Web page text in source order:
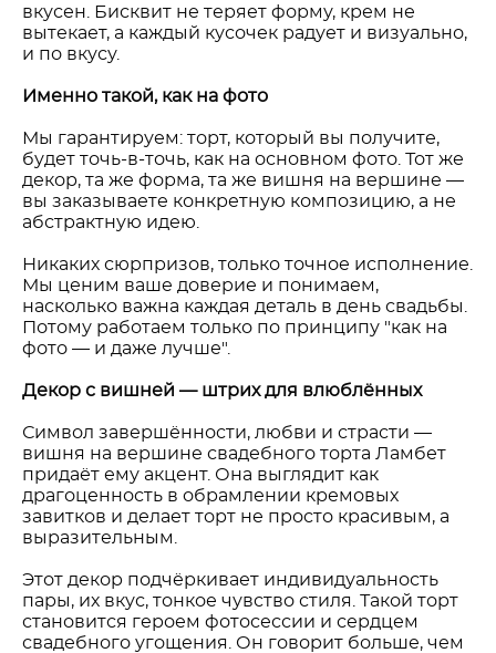
вкусен. Бисквит не теряет форму, крем не
вытекает, а каждый кусочек радует и визуально,
и по вкусу.
Именно такой, как на фото
Мы гарантируем: торт, который вы получите,
будет точь-в-точь, как на основном фото. Тот же
декор, та же форма, та же вишня на вершине —
вы заказываете конкретную композицию, а не
абстрактную идею.
Никаких сюрпризов, только точное исполнение.
Мы ценим ваше доверие и понимаем,
насколько важна каждая деталь в день свадьбы.
Потому работаем только по принципу "как на
фото — и даже лучше".
Декор с вишней — штрих для влюблённых
Символ завершённости, любви и страсти —
вишня на вершине свадебного торта Ламбет
придаёт ему акцент. Она выглядит как
драгоценность в обрамлении кремовых
завитков и делает торт не просто красивым, а
выразительным.
Этот декор подчёркивает индивидуальность
пары, их вкус, тонкое чувство стиля. Такой торт
становится героем фотосессии и сердцем
свадебного угощения. Он говорит больше, чем